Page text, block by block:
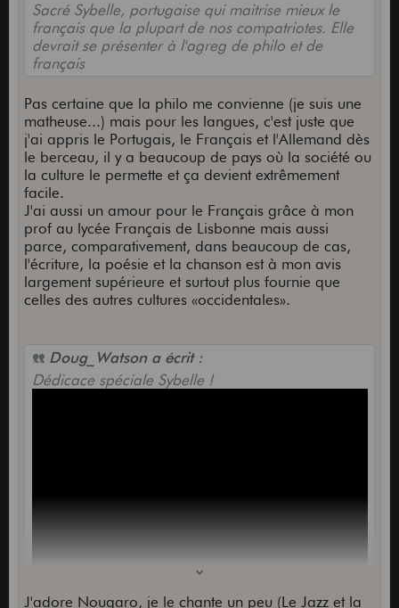
Sacré Sybelle, portugaise qui maitrise mieux le
français que la plupart de nos compatriotes. Elle
devrait se présenter à l'agreg de philo et de
français
Pas certaine que la philo me convienne (je suis une
matheuse...) mais pour les langues, c'est juste que
j'ai appris le Portugais, le Français et l'Allemand dès
le berceau, il y a beaucoup de pays où la société ou
la culture le permette et ça devient extrêmement
facile.
J'ai aussi un amour pour le Français grâce à mon
prof au lycée Français de Lisbonne mais aussi
parce, comparativement, dans beaucoup de cas,
l'écriture, la poésie et la chanson est à mon avis
largement supérieure et surtout plus fournie que
celles des autres cultures «occidentales».
Doug_Watson a écrit :
Dédicace spéciale Sybelle !
J'adore Nougaro, je le chante un peu (Le Jazz et la